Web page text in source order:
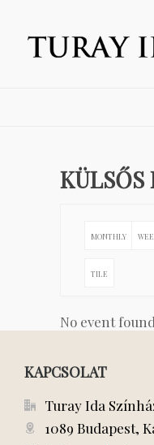
KÜLSŐS
MONTHLY
TILE
No event
KAPCSOLAT
Turay Ida
1089 Budapest,